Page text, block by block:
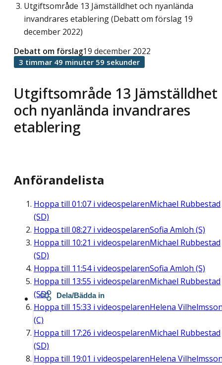
Utgiftsområde 13 Jämställdhet och nyanlända
invandrares etablering (Debatt om förslag 19
december 2022)
Utgiftsområde 13 Jämställdhet
och nyanlända invandrares
etablering
Debatt om förslag19 december 2022
3 timmar 49 minuter 59 sekunder
Anförandelista
Hoppa till 01:07 i videospelarenMichael Rubbestad
(SD)
Hoppa till 08:27 i videospelarenSofia Amloh (S)
Hoppa till 10:21 i videospelarenMichael Rubbestad
(SD)
Hoppa till 11:54i videospelarenSofia Amloh (S)
Hoppa till 13:55 i videospelarenMichael Rubbestad
(SD)
Hoppa till 15:33 i videospelarenHelena
(C)
Hoppa till 17:26 i videospelarenMichael Rubbestad
(SD)
Hoppa till 19:01 i videospelarenHelena
Dela/Bädda in